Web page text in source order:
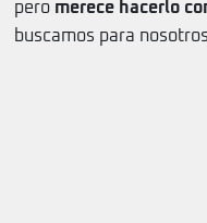
pero merece hacerlo
buscamos para